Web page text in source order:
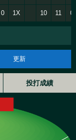
0 1X 10 11 0
更新
投打成績